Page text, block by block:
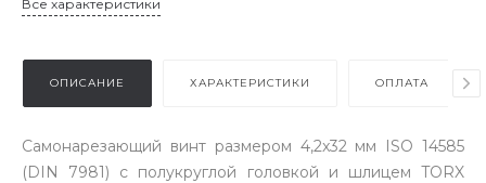
Все характеристики
ОПИСАНИЕ ХАРАКТЕРИСТИКИ ОПЛАТА
Самонарезающий винт размером 4,2x32 мм ISO 14585
(DIN 7981) с полукруглой головкой и шлицем TORX